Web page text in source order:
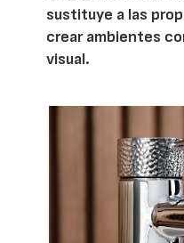
sustituye a las
crear ambientes
visual.